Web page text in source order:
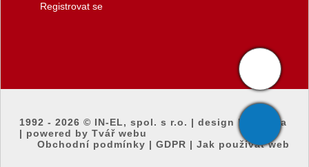
Registrovat se
1992 - 2026 © IN-EL, spol. s r.o. | design by honza
| powered by Tvář webu
Obchodní podmínky |GDPR |Jak používat web